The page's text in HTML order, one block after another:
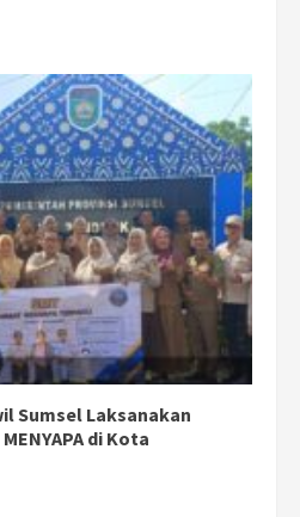
Sumsel Laksanakan
di Kota